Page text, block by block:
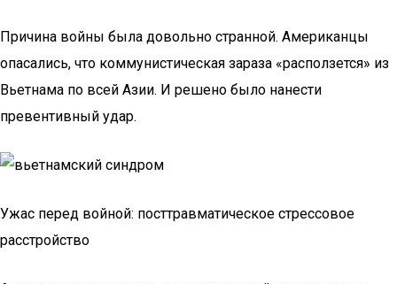
Причина войны была довольно странной. Американцы
опасались, что коммунистическая зараза «расползется» из
Вьетнама по всей Азии. И решено было нанести
превентивный удар.
Ужас перед войной: посттравматическое стрессовое
расстройство